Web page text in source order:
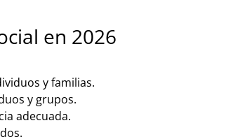
en 2026
y familias.
y grupos.
adecuada.